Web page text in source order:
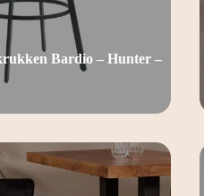
Bardio – Hunter –